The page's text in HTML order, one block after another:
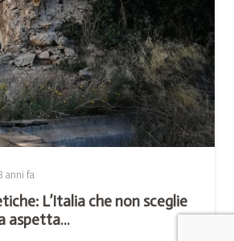
anni fa
L’Italia che non sceglie
aspetta…